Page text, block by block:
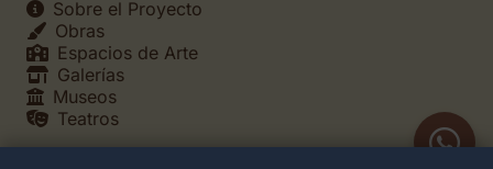
Sobre el Proyecto
Obras
Espacios de Arte
Galerías
Museos
Teatros